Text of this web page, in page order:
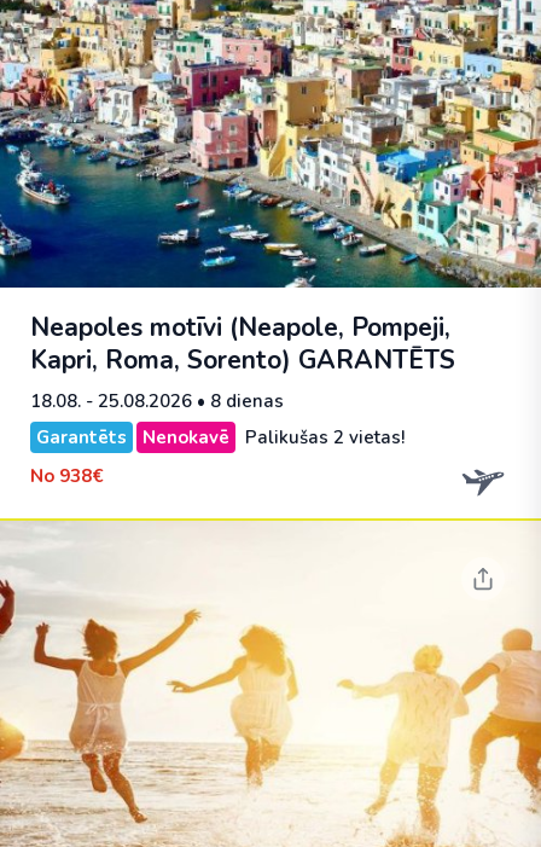
Neapoles motīvi (Neapole, Pompeji,
Kapri, Roma, Sorento) GARANTĒTS
18.08. - 25.08.2026 • 8 dienas
Garantēts
Nenokavē
Palikušas 2 vietas!
No 938€